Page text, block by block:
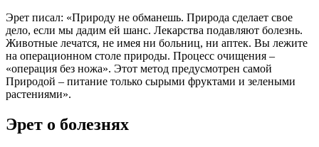
Эрет писал: «Природу не обманешь. Природа сделает свое
дело, если мы дадим ей шанс. Лекарства подавляют болезнь.
Животные лечатся, не имея ни больниц, ни аптек. Вы лежите
на операционном столе природы. Процесс очищения –
«операция без ножа». Этот метод предусмотрен самой
Природой – питание только сырыми фруктами и зелеными
растениями».
Эрет о болезнях